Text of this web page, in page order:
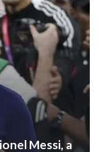
Messi, a